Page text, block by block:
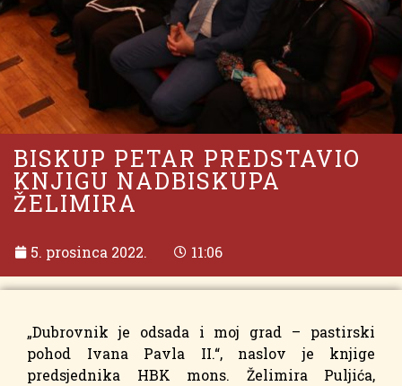
BISKUP PETAR PREDSTAVIO
KNJIGU NADBISKUPA
ŽELIMIRA
5. prosinca 2022. 11:06
„Dubrovnik je odsada i moj grad – pastirski
pohod Ivana Pavla II.“, naslov je knjige
predsjednika HBK mons. Želimira Puljića,